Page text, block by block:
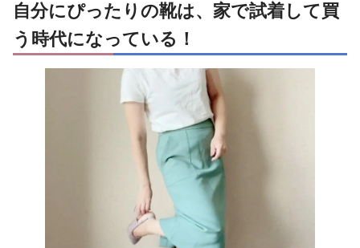
自分にぴったりの靴は、家で試着して買
う時代になっている！